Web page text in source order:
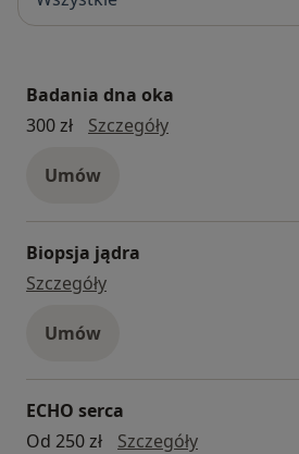
Badania dna oka
300 zł
Szczegółybadania dna oka
Umów
Biopsja jądra
Szczegółybiopsja jądra
Umów
ECHO serca
Od 250 zł
SzczegółyECHO serca